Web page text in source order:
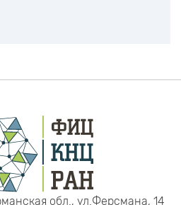
обл., ул.Ферсмана, 14